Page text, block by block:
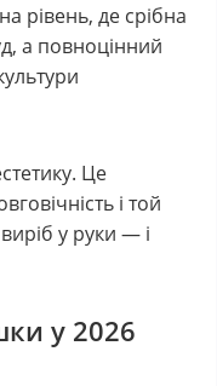
рівень, де срібна
а повноцінний
Це
і той
у руки — і
у 2026